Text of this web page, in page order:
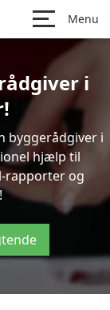
Menu
i
byggerådgiver i
hjælp til
rapporter og